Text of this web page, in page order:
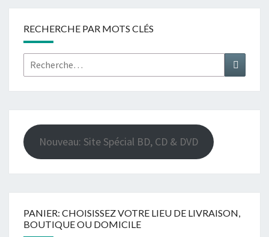
RECHERCHE PAR MOTS CLÉS
Rechercher :
Nouveau: Site Spécial BD, CD & DVD
PANIER: CHOISISSEZ VOTRE LIEU DE LIVRAISON,
BOUTIQUE OU DOMICILE